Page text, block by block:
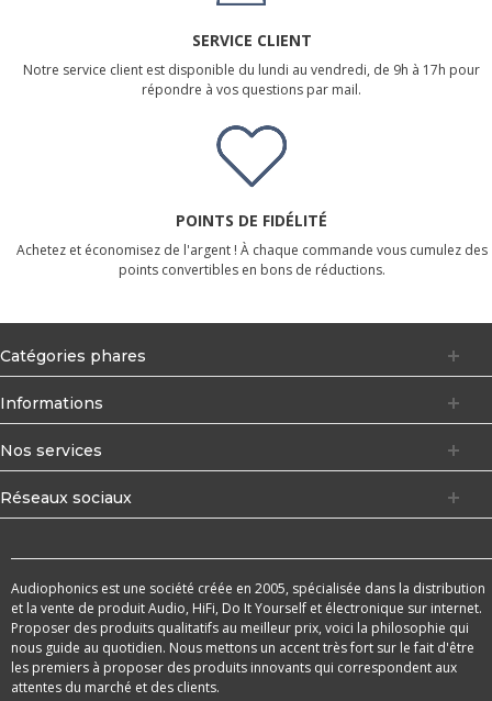
SERVICE CLIENT
Notre service client est disponible du lundi au vendredi, de 9h à 17h pour
répondre à vos questions par mail.
POINTS DE FIDÉLITÉ
Achetez et économisez de l'argent ! À chaque commande vous cumulez des
points convertibles en bons de réductions.
Catégories phares
Informations
Nos services
Réseaux sociaux
Audiophonics est une société créée en 2005, spécialisée dans la distribution
et la vente de produit Audio, HiFi, Do It Yourself et électronique sur internet.
Proposer des produits qualitatifs au meilleur prix, voici la philosophie qui
nous guide au quotidien. Nous mettons un accent très fort sur le fait d'être
les premiers à proposer des produits innovants qui correspondent aux
attentes du marché et des clients.